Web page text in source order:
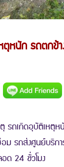
หนัก รถตกข้
รถเกิดอุบัติเหตุ
ม รถส่งศูนย์บริก
อด 24 ชั่วโมง